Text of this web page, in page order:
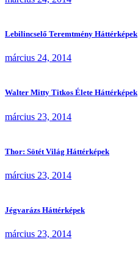
Lebilincselő Teremtmény Háttérképek
március 24, 2014
Walter Mitty Titkos Élete Háttérképek
március 23, 2014
Thor: Sötét Világ Háttérképek
március 23, 2014
Jégvarázs Háttérképek
március 23, 2014